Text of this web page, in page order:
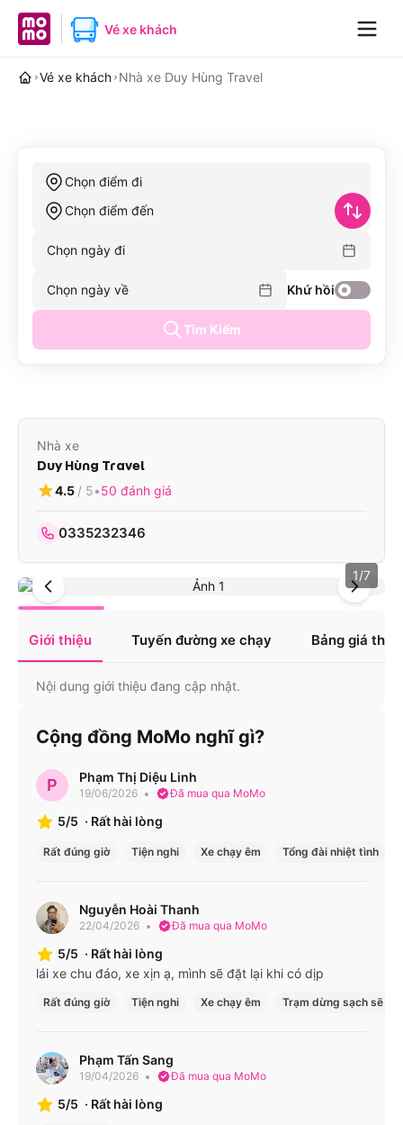
MoMo home pageVé xe khách
Vé xe khách Nhà xe Duy Hùng Travel
Chọn điểm đi
Chọn điểm đến
Chọn ngày đi
Khứ hồi
Chọn ngày về
Tìm Kiếm
Nhà xe
Duy Hùng Travel
4.5 / 5•50 đánh giá
0335232346
1/7
Giới thiệu Tuyến đường xe chạy Bảng giá
Nội dung giới thiệu đang cập nhật.
Cộng đồng MoMo nghĩ gì?
P Phạm Thị Diệu Linh
19/06/2026 Đã mua qua MoMo
5/5 · Rất hài lòng
Rất đúng giờ Tiện nghi Xe chạy êm Tổng đài nhiệt tình
Nguyễn Hoài Thanh
22/04/2026 Đã mua qua MoMo
5/5 · Rất hài lòng
lái xe chu đáo, xe xịn ạ, mình sẽ đặt lại khi có dịp
Rất đúng giờ Tiện nghi Xe chạy êm Trạm dừng sạch sẽ
Phạm Tấn Sang
19/04/2026 Đã mua qua MoMo
5/5 · Rất hài lòng